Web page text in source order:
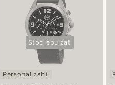
Stoc epuizat
Personalizabil